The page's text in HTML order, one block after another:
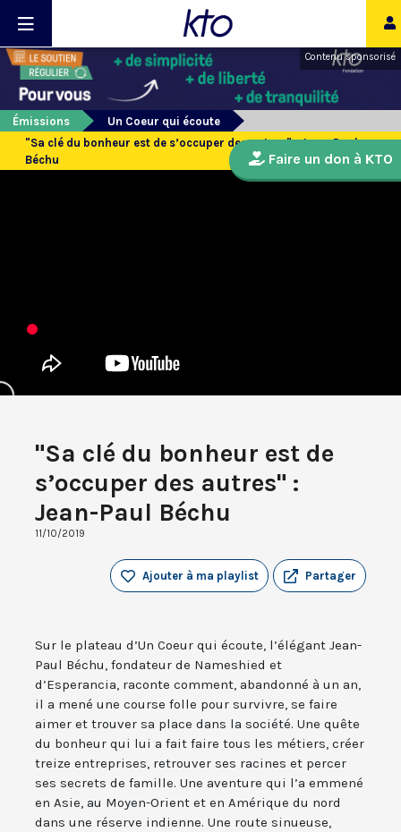
Contenu sponsorisé
Émissions
Un Coeur qui écoute
"Sa clé du bonheur est de s’occuper des autres" : Jean-Paul
Béchu
"Sa clé du bonheur est de
s’occuper des autres" :
Jean-Paul Béchu
11/10/2019
Partager
Ajouter à ma playlist
Sur le plateau d’Un Coeur qui écoute, l’élégant Jean-
Paul Béchu, fondateur de Nameshied et
d’Esperancia, raconte comment, abandonné à un an,
il a mené une course folle pour survivre, se faire
aimer et trouver sa place dans la société. Une quête
du bonheur qui lui a fait faire tous les métiers, créer
treize entreprises, retrouver ses racines et percer
ses secrets de famille. Une aventure qui l’a emmené
en Asie, au Moyen-Orient et en Amérique du nord
dans une réserve indienne. Une route sinueuse,
Faire un don à KTO